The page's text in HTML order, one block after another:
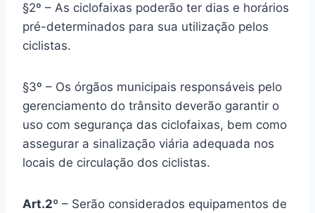
§2º – As ciclofaixas poderão ter dias e horários
pré-determinados para sua utilização pelos
ciclistas.
§3º – Os órgãos municipais responsáveis pelo
gerenciamento do trânsito deverão garantir o
uso com segurança das ciclofaixas, bem como
assegurar a sinalização viária adequada nos
locais de circulação dos ciclistas.
Art.2º – Serão considerados equipamentos de